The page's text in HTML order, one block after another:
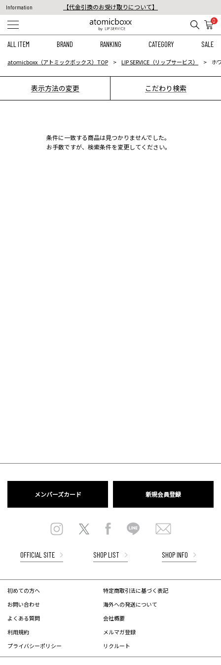
Information
【代金引換のお受け取りについて】
税込11,000円以上のご注文で送料無料！
0
ALL ITEM BRAND RANKING CATEGORY SALE
atomicboxx（アトミックボックス）TOP LIP SERVICE（リップサービス） ホ
表示方法の変更 こだわり検索
条件に一致する商品は見つかりませんでした。
お手数ですが、検索条件を変更してください。
メンバーズカード 新規会員登録
OFFICIAL SITE SHOP LIST SHOP INFO
初めての方へ
お問い合わせ
よくある質問
利用規約
プライバシーポリシー
特定商取引法に基づく表記
海外への発送について
会社概要
メルマガ登録
リクルート